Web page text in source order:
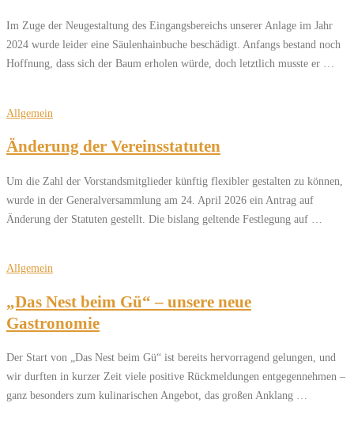
Im Zuge der Neugestaltung des Eingangsbereichs unserer Anlage im Jahr
2024 wurde leider eine Säulenhainbuche beschädigt. Anfangs bestand noch
Hoffnung, dass sich der Baum erholen würde, doch letztlich musste er …
Allgemein
Änderung der Vereinsstatuten
Um die Zahl der Vorstandsmitglieder künftig flexibler gestalten zu können,
wurde in der Generalversammlung am 24. April 2026 ein Antrag auf
Änderung der Statuten gestellt. Die bislang geltende Festlegung auf …
Allgemein
„Das Nest beim Gü“ – unsere neue
Gastronomie
Der Start von „Das Nest beim Gü“ ist bereits hervorragend gelungen, und
wir durften in kurzer Zeit viele positive Rückmeldungen entgegennehmen –
ganz besonders zum kulinarischen Angebot, das großen Anklang …